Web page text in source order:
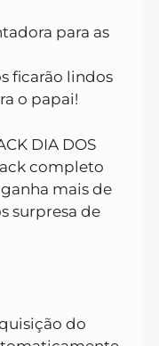
para as
ficarão lindos
o papai!
DIA DOS
completo
mais de
surpresa de
do